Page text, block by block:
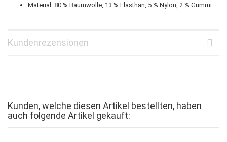
Material: 80 % Baumwolle, 13 % Elasthan, 5 % Nylon, 2 % Gummi
Kundenrezensionen
Kunden, welche diesen Artikel bestellten, haben
auch folgende Artikel gekauft: